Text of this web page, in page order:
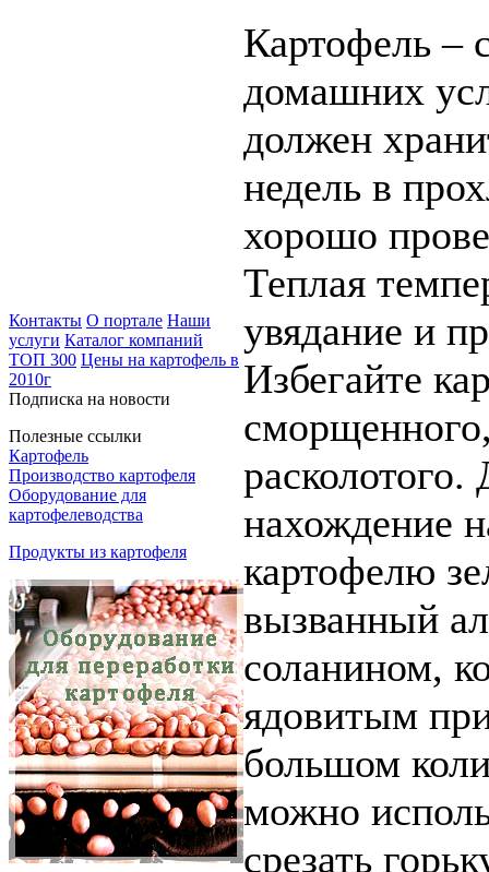
Контакты О портале Наши
услуги Каталог компаний
ТОП 300 Цены на картофель в
2010г
Подписка на новости
Полезные ссылки
Картофель
Производство картофеля
Оборудование для
картофелеводства
Продукты из картофеля
Картофель –
домашних
должен
недель в
хорошо
Теплая
увядание и
Избегайте
расколотого.
нахождение
картофелю
вызванный
соланином,
ядовитым
большом
можно
срезать